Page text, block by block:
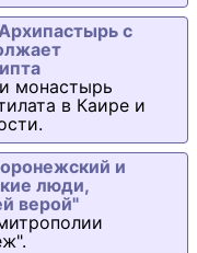
с
монастырь
в Каире и
и
люди,
верой"